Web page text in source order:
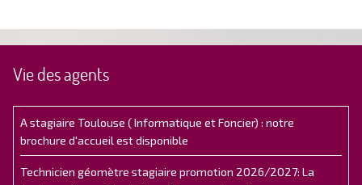
Vie des agents
A stagiaire Toulouse ( Informatique et Foncier) : notre
brochure d'accueil est disponible
Technicien géomètre stagiaire promotion 2026/2027: La